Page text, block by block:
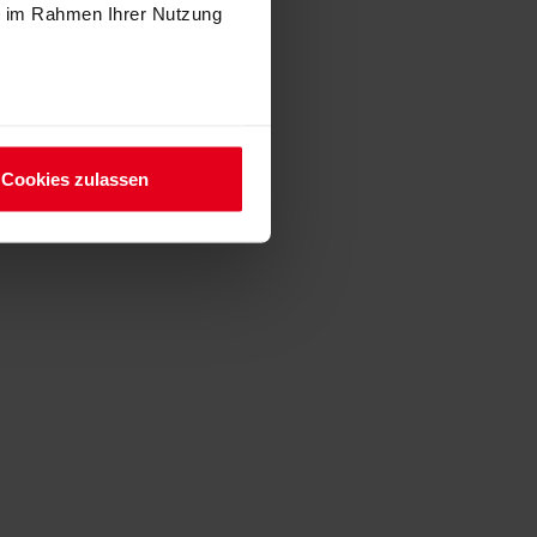
Rahmen Ihrer Nutzung
Cookies zulassen